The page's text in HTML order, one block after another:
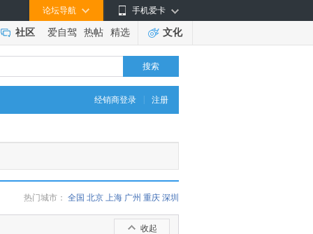
手机爱卡
论坛导航
社区 爱自驾 热帖 精选 文化
搜索
经销商登录 注册
热门城市： 全国 北京 上海 广州 重庆 深圳
收起